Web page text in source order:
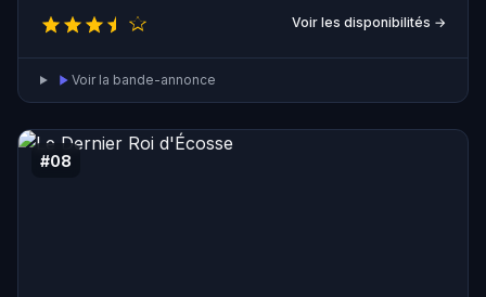
frère Virgil, ils décident de devenir shérifs afin de
rétablir l'ordre et la sécurité dans la ville.
Voir les disponibilités →
Voir la bande-annonce
#08